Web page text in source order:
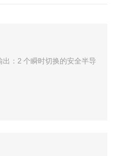
：2 个瞬时切换的安全半导